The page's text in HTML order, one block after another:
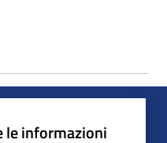
le informazioni